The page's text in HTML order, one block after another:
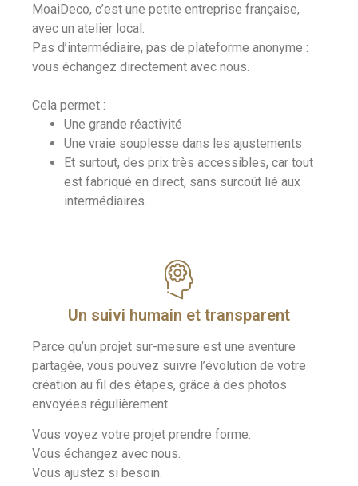
MoaiDeco, c’est une petite entreprise française,
avec un atelier local.
Pas d’intermédiaire, pas de plateforme anonyme :
vous échangez directement avec nous.
Cela permet :
Une grande réactivité
Une vraie souplesse dans les ajustements
Et surtout, des prix très accessibles, car tout
est fabriqué en direct, sans surcoût lié aux
intermédiaires.
Un suivi humain et transparent
Parce qu’un projet sur-mesure est une aventure
partagée, vous pouvez suivre l’évolution de votre
création au fil des étapes, grâce à des photos
envoyées régulièrement.
Vous voyez votre projet prendre forme.
Vous échangez avec nous.
Vous ajustez si besoin.